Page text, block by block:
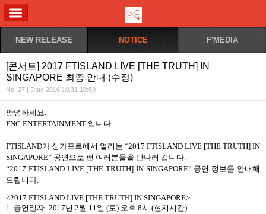
NEW RELEASE NOTICE F'MEDIA
[콘서트] 2017 FTISLAND LIVE [THE TRUTH] IN
SINGAPORE 최종 안내 (수정)
No. 27 | Date 2016.10.31 10:59
안녕하세요.
FNC ENTERTAINMENT 입니다.
FTISLAND가 싱가포르에서 열리는 “2017 FTISLAND LIVE [THE TRUTH] IN
SINGAPORE” 공연으로 팬 여러분들을 만나러 갑니다.
“2017 FTISLAND LIVE [THE TRUTH] IN SINGAPORE” 공연 정보를 안내해
드립니다.
<2017 FTISLAND LIVE [THE TRUTH] IN SINGAPORE>
1. 공연일자: 2017년 2월 11일 (토) 오후 8시 (현지시간)